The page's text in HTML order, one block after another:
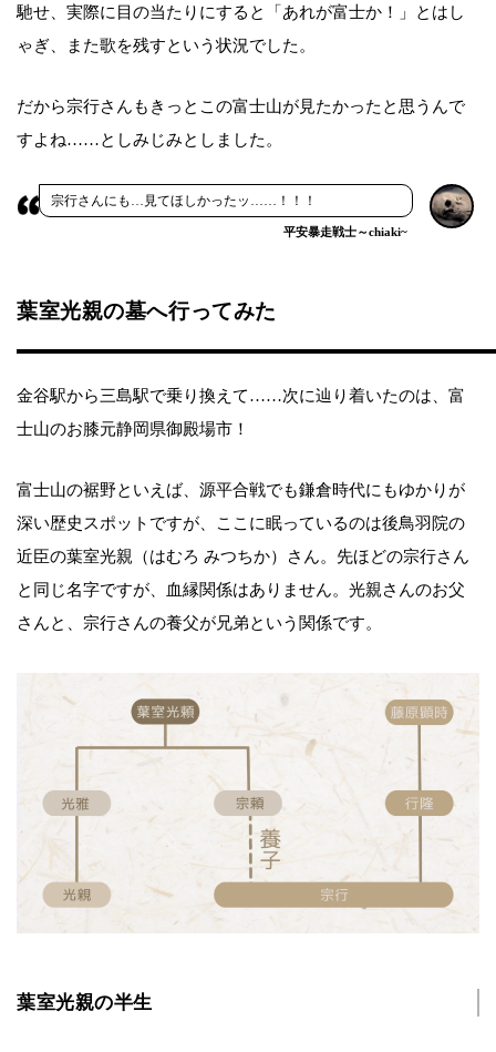
馳せ、実際に目の当たりにすると「あれが富士か！」とはし
ゃぎ、また歌を残すという状況でした。
だから宗行さんもきっとこの富士山が見たかったと思うんで
すよね……としみじみとしました。
宗行さんにも…見てほしかったッ……！！！
平安暴走戦士～chiaki~
葉室光親の墓へ行ってみた
金谷駅から三島駅で乗り換えて……次に辿り着いたのは、富
士山のお膝元静岡県御殿場市！
富士山の裾野といえば、源平合戦でも鎌倉時代にもゆかりが
深い歴史スポットですが、ここに眠っているのは後鳥羽院の
近臣の葉室光親（はむろ みつちか）さん。先ほどの宗行さん
と同じ名字ですが、血縁関係はありません。光親さんのお父
さんと、宗行さんの養父が兄弟という関係です。
葉室光親の半生